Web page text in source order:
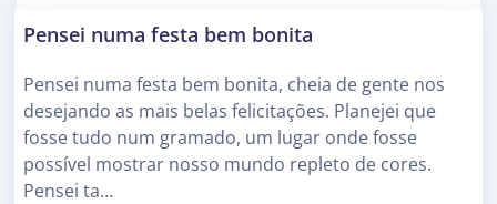
Pensei numa festa bem bonita
Pensei numa festa bem bonita, cheia de gente nos
desejando as mais belas felicitações. Planejei que
fosse tudo num gramado, um lugar onde fosse
possível mostrar nosso mundo repleto de cores.
Pensei ta…